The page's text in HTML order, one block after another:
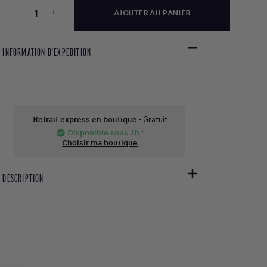
- + AJOUTER AU PANIER
INFORMATION D'EXPEDITION
Retrait express en boutique - Gratuit
check_circle Disponible sous 2h :
Choisir ma boutique
DESCRIPTION